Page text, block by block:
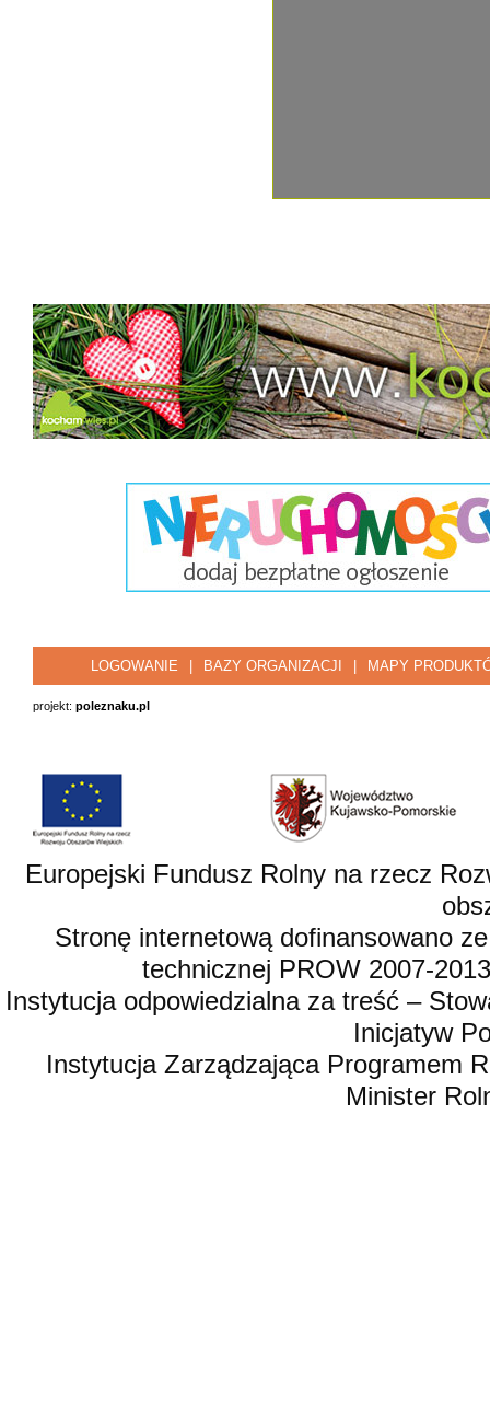
LOGOWANIE BAZY ORGANIZACJI MAPY
projekt: poleznaku.pl
Europejski Fundusz Rolny na rzecz
Stronę internetową dofinansowano
technicznej PROW 2007-
Instytucja odpowiedzialna za treść –
Inicjatyw
Instytucja Zarządzająca Programem
Minister